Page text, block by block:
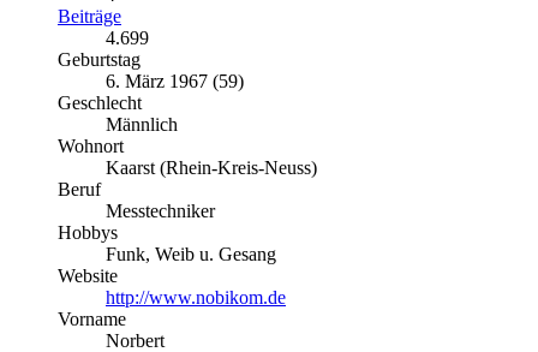
Beiträge
4.699
Geburtstag
6. März 1967 (59)
Geschlecht
Männlich
Wohnort
Kaarst (Rhein-Kreis-Neuss)
Beruf
Messtechniker
Hobbys
Funk, Weib u. Gesang
Website
http://www.nobikom.de
Vorname
Norbert